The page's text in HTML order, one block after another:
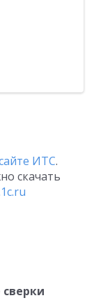
ИТС.
скачать